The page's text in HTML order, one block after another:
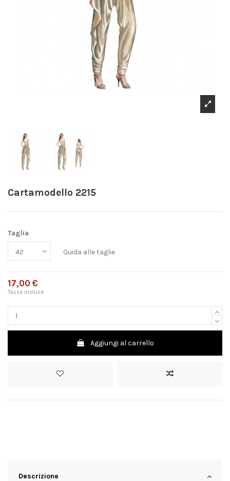
Cartamodello 2215
Taglia
Guida alle taglie
17,00 €
Tasse incluse
Aggiungi al carrello
Descrizione